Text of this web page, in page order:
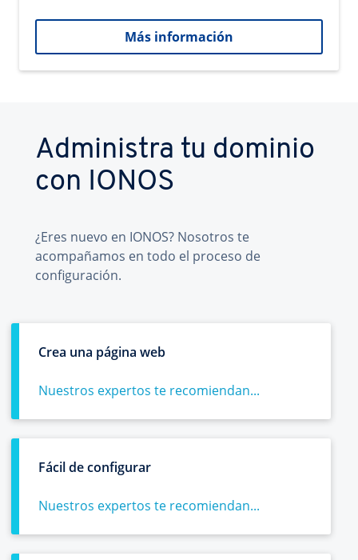
Más información
Administra tu dominio
con IONOS
¿Eres nuevo en IONOS? Nosotros te
acompañamos en todo el proceso de
configuración.
Crea una página web
Nuestros expertos te recomiendan...
Fácil de configurar
Nuestros expertos te recomiendan...